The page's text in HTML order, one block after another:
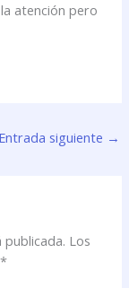
atención pero
Entrada siguiente →
Los
*